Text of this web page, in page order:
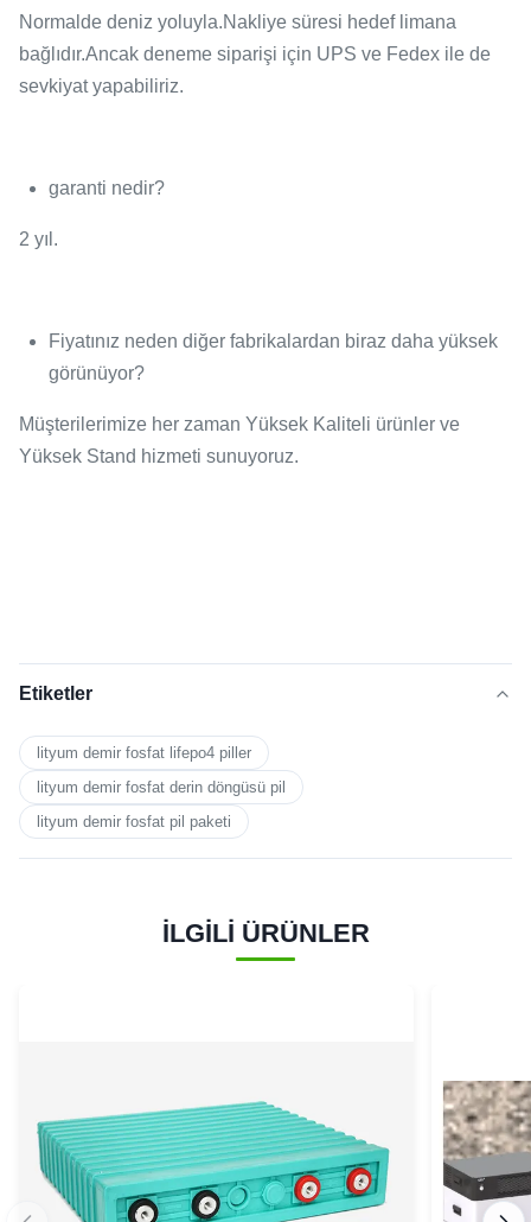
Normalde deniz yoluyla.Nakliye süresi hedef limana
bağlıdır.Ancak deneme siparişi için UPS ve Fedex ile de
sevkiyat yapabiliriz.
garanti nedir?
2 yıl.
Fiyatınız neden diğer fabrikalardan biraz daha yüksek
görünüyor?
Müşterilerimize her zaman Yüksek Kaliteli ürünler ve
Yüksek Stand hizmeti sunuyoruz.
Etiketler
lityum demir fosfat lifepo4 piller
lityum demir fosfat derin döngüsü pil
lityum demir fosfat pil paketi
İLGİLİ ÜRÜNLER